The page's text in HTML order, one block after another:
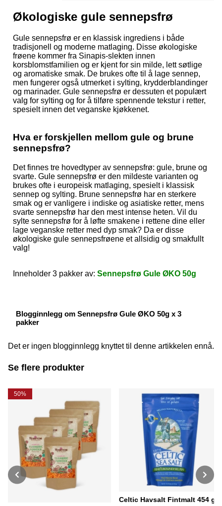
Økologiske gule sennepsfrø
Gule sennepsfrø er en klassisk ingrediens i både
tradisjonell og moderne matlaging. Disse økologiske
frøene kommer fra Sinapis-slekten innen
korsblomstfamilien og er kjent for sin milde, lett søtlige
og aromatiske smak. De brukes ofte til å lage sennep,
men fungerer også utmerket i sylting, krydderblandinger
og marinader. Gule sennepsfrø er dessuten et populært
valg for sylting og for å tilføre spennende tekstur i retter,
spesielt innen det veganske kjøkkenet.
Hva er forskjellen mellom gule og brune
sennepsfrø?
Det finnes tre hovedtyper av sennepsfrø: gule, brune og
svarte. Gule sennepsfrø er den mildeste varianten og
brukes ofte i europeisk matlaging, spesielt i klassisk
sennep og sylting. Brune sennepsfrø har en sterkere
smak og er vanligere i indiske og asiatiske retter, mens
svarte sennepsfrø har den mest intense heten. Vil du
sylte sennepsfrø for å løfte smakene i rettene dine eller
lage veganske retter med dyp smak? Da er disse
økologiske gule sennepsfrøene et allsidig og smakfullt
valg!
Inneholder 3 pakker av: Sennepsfrø Gule ØKO 50g
Blogginnlegg om Sennepsfrø Gule ØKO 50g x 3
pakker
Det er ingen blogginnlegg knyttet til denne artikkelen ennå.
Se flere produkter
50%
Celtic Havsalt Fintmalt 454 g